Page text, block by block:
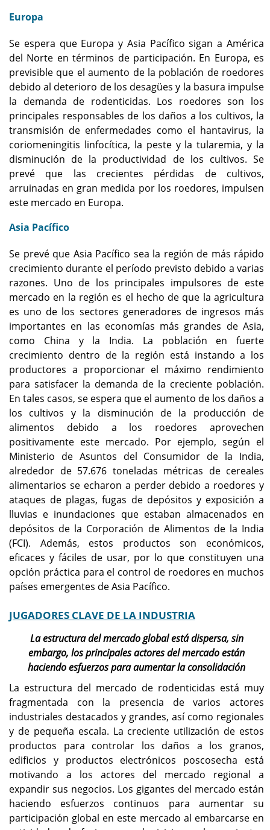
Europa
Se espera que Europa y Asia Pacífico sigan a América
del Norte en términos de participación. En Europa, es
previsible que el aumento de la población de roedores
debido al deterioro de los desagües y la basura impulse
la demanda de rodenticidas. Los roedores son los
principales responsables de los daños a los cultivos, la
transmisión de enfermedades como el hantavirus, la
coriomeningitis linfocítica, la peste y la tularemia, y la
disminución de la productividad de los cultivos. Se
prevé que las crecientes pérdidas de cultivos,
arruinadas en gran medida por los roedores, impulsen
este mercado en Europa.
Asia Pacífico
Se prevé que Asia Pacífico sea la región de más rápido
crecimiento durante el período previsto debido a varias
razones. Uno de los principales impulsores de este
mercado en la región es el hecho de que la agricultura
es uno de los sectores generadores de ingresos más
importantes en las economías más grandes de Asia,
como China y la India. La población en fuerte
crecimiento dentro de la región está instando a los
productores a proporcionar el máximo rendimiento
para satisfacer la demanda de la creciente población.
En tales casos, se espera que el aumento de los daños a
los cultivos y la disminución de la producción de
alimentos debido a los roedores aprovechen
positivamente este mercado. Por ejemplo, según el
Ministerio de Asuntos del Consumidor de la India,
alrededor de 57.676 toneladas métricas de cereales
alimentarios se echaron a perder debido a roedores y
ataques de plagas, fugas de depósitos y exposición a
lluvias e inundaciones que estaban almacenados en
depósitos de la Corporación de Alimentos de la India
(FCI). Además, estos productos son económicos,
eficaces y fáciles de usar, por lo que constituyen una
opción práctica para el control de roedores en muchos
países emergentes de Asia Pacífico.
JUGADORES CLAVE DE LA INDUSTRIA
La estructura del mercado global está dispersa, sin
embargo, los principales actores del mercado están
haciendo esfuerzos para aumentar la consolidación
La estructura del mercado de rodenticidas está muy
fragmentada con la presencia de varios actores
industriales destacados y grandes, así como regionales
y de pequeña escala. La creciente utilización de estos
productos para controlar los daños a los granos,
edificios y productos electrónicos poscosecha está
motivando a los actores del mercado regional a
expandir sus negocios. Los gigantes del mercado están
haciendo esfuerzos continuos para aumentar su
participación global en este mercado al embarcarse en